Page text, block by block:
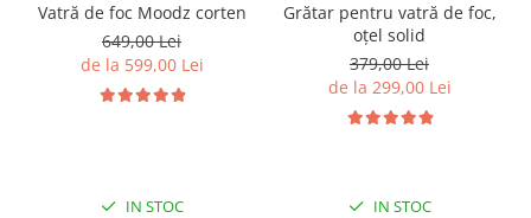
Vatră de foc Moodz corten
649,00 Lei
de la 599,00 Lei
IN STOC
Grătar pentru vatră de foc,
oțel solid
379,00 Lei
de la 299,00 Lei
IN STOC